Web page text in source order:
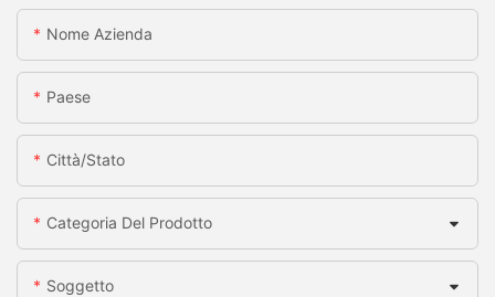
Nome Azienda
Paese
Città/stato
Categoria Del Prodotto
Soggetto